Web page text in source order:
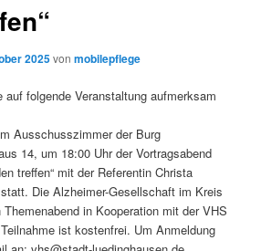
2025vonmobilepflege
auf folgende Veranstaltung aufmerksam
Ausschusszimmer der Burg
14, um 18:00 Uhr der Vortragsabend
treffen“ mit der Referentin Christa
Die Alzheimer-Gesellschaft im Kreis
in Kooperation mit der VHS
ist kostenfrei. Um Anmeldung